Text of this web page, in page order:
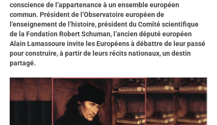
conscience de l’appartenance à un ensemble européen
commun. Président de l’Observatoire européen de
l’enseignement de l’histoire, président du Comité scientifique
de la Fondation Robert Schuman, l’ancien député européen
Alain Lamassoure invite les Européens à débattre de leur passé
pour construire, à partir de leurs récits nationaux, un destin
partagé.